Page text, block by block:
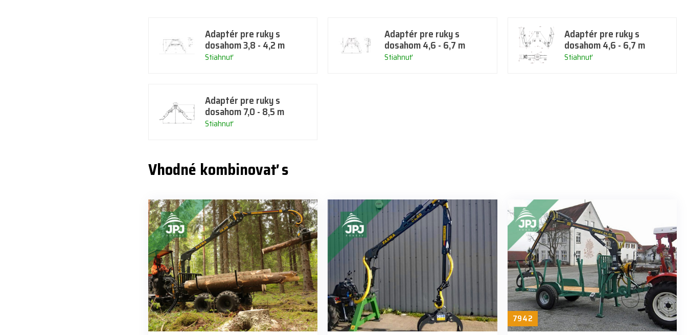
Adaptér pre ruky s
dosahom 3,8 - 4,2 m
Stiahnuť
Adaptér pre ruky s
dosahom 4,6 - 6,7 m
Stiahnuť
Adaptér pre ruky s
dosahom 4,6 - 6,7 m
Stiahnuť
Adaptér pre ruky s
dosahom 7,0 - 8,5 m
Stiahnuť
Vhodné kombinovať s
7942